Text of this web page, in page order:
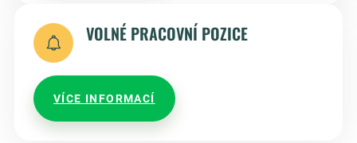
VOLNÉ PRACOVNÍ POZICE
VÍCE INFORMACÍ